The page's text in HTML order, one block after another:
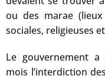
ou des marae
sociales, religieuses
Le gouvernement
mois l’interdiction